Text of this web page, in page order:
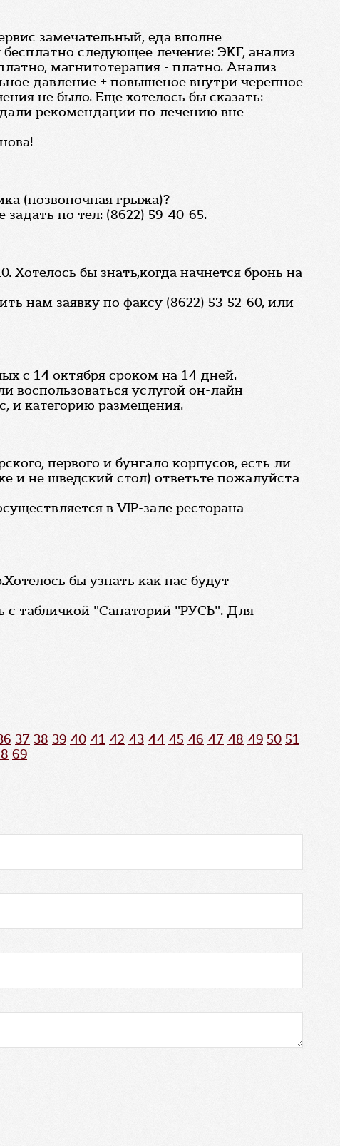
замечательный, еда вполне
следующее лечение: ЭКГ, анализ
магнитотерапия - платно. Анализ
давление + повышеное внутри черепное
не было. Еще хотелось бы сказать:
рекомендации по лечению вне
(позвоночная грыжа)?
по тел: (8622) 59-40-65.
бы знать,когда начнется бронь на
нам заявку по факсу (8622) 53-52-60, или
с 14 октября сроком на 14 дней.
воспользоваться услугой он-лайн
и категорию размещения.
первого и бунгало корпусов, есть ли
и не шведский стол) ответьте пожалуйста
в VIP-зале ресторана
бы узнать как нас будут
с табличкой "Санаторий "РУСЬ". Для
37 38 39 40 41 42 43 44 45 46 47 48 49 50 51
69